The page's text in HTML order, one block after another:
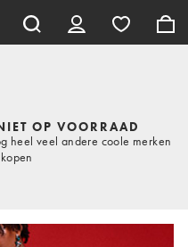
OP VOORRAAD
heel veel andere coole merken